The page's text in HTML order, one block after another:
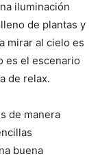
iluminación
de plantas y
mirar al cielo es
es el escenario
de relax.
de manera
buena